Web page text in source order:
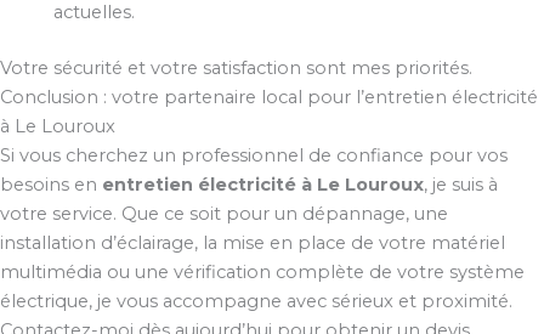
actuelles.
Votre sécurité et votre satisfaction sont mes priorités.
Conclusion : votre partenaire local pour l’entretien électricité
à Le Louroux
Si vous cherchez un professionnel de confiance pour vos
besoins en entretien électricité à Le Louroux, je suis à
votre service. Que ce soit pour un dépannage, une
installation d’éclairage, la mise en place de votre matériel
multimédia ou une vérification complète de votre système
électrique, je vous accompagne avec sérieux et proximité.